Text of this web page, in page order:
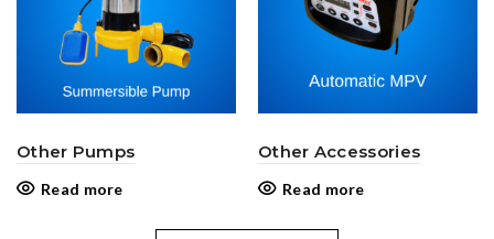
Other Pumps
Read more
Other Accessories
Read more